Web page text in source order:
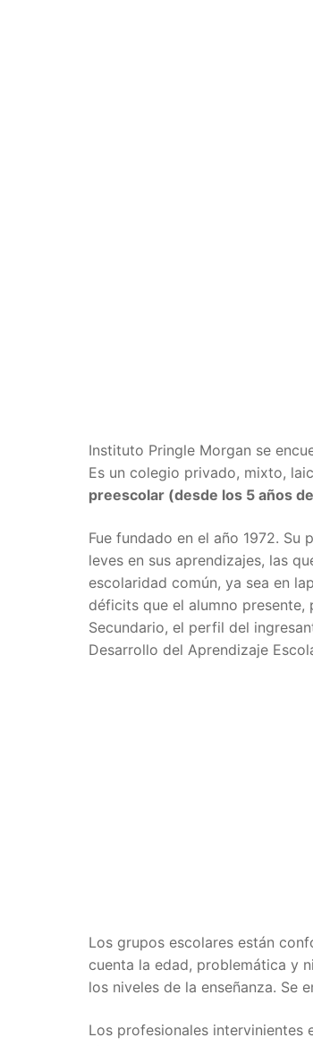
Instituto Pringle Morgan se
Es un colegio privado, mixto,
preescolar (desde los 5 años
Fue fundado en el año 1972.
leves en sus aprendizajes, las
escolaridad común, ya sea en
déficits que el alumno presente,
Secundario, el perfil del
Desarrollo del Aprendizaje
Los grupos escolares están
cuenta la edad, problemática y
los niveles de la enseñanza. Se
Los profesionales intervinientes